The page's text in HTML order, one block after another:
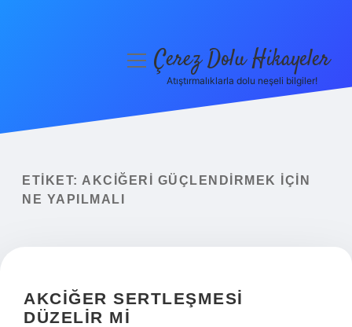
Yasal Uyarı
menüyüÇerez Dolu Hikayeler
Atıştırmalıklarla dolu neşeli bilgiler!
ETIKET: AKCIĞERI GÜÇLENDIRMEK IÇIN
NE YAPILMALI
AKCIĞER SERTLEŞMESI
DÜZELIR MI